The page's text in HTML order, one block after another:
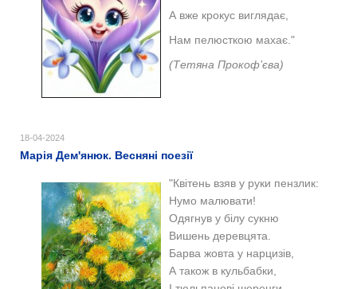
А вже крокус виглядає,
Нам пелюсткою махає."
(Тетяна Прокоф’єва)
18-04-2024
Марія Дем'янюк. Весняні поезії
"Квітень взяв у руки пензлик:
Нумо малювати!
Одягнув у білу сукню
Вишень деревцята.
Барва жовта у нарцизів,
А також в кульбабки,